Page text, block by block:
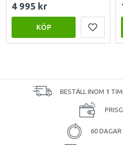
4 995 kr
KÖP
BESTÄLL INOM 1
60 DAGAR